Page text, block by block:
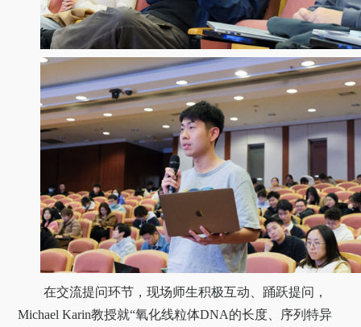
在交流提问环节，现场师生积极互动、踊跃提问，
Michael Karin教授就“氧化线粒体DNA的长度、序列特异